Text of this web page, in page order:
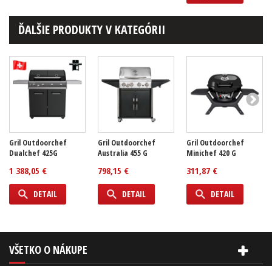
ĎALŠIE PRODUKTY V KATEGÓRII
Gril Outdoorchef
Dualchef 425G
1 388,05 €
DETAIL
Gril Outdoorchef
Australia 455 G
798,15 €
DETAIL
Gril Outdoorchef
Minichef 420 G
311,87 €
DETAIL
VŠETKO O NÁKUPE